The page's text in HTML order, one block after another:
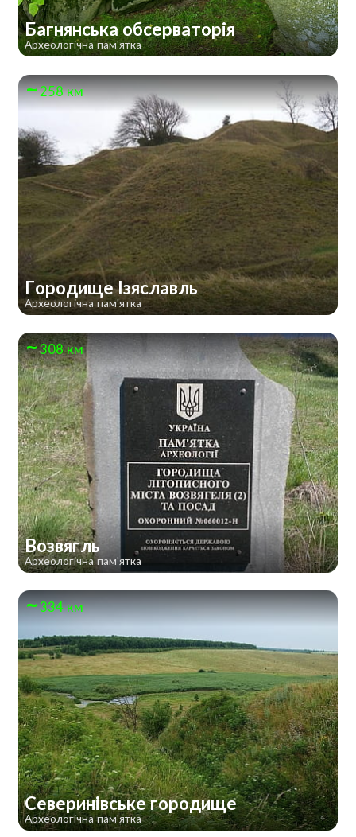
Багнянська обсерваторія
Археологічна пам'ятка
258 км
Городище Ізяславль
Археологічна пам'ятка
308 км
Возвягль
Археологічна пам'ятка
334 км
Северинівське городище
Археологічна пам'ятка